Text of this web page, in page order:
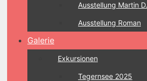
Ausstellung Martin D.
Ausstellung Roman
Galerie
Exkursionen
Tegernsee 2025